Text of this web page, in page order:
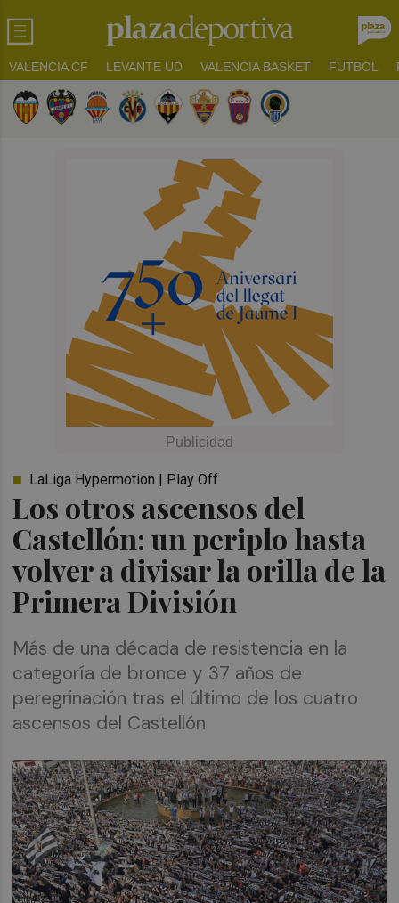
VALENCIA CF LEVANTE UD VALENCIA BASKET FUTBOL
Los otros ascensos del
Castellón: un periplo hasta
volver a divisar la orilla de la
Primera División
LaLiga Hypermotion | Play Off
Más de una década de resistencia en la
categoría de bronce y 37 años de
peregrinación tras el último de los cuatro
ascensos del Castellón